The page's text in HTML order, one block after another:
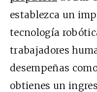
establezca un
tecnología
trabajadores
desempeñas
obtienes un